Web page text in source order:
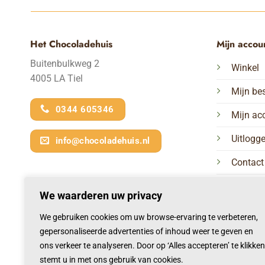
We waarderen uw privacy
We gebruiken cookies om uw browse-ervaring te verbeteren,
gepersonaliseerde advertenties of inhoud weer te geven en
ons verkeer te analyseren. Door op ‘Alles accepteren’ te
stemt u in met ons gebruik van cookies.
Het Chocoladehuis
Buitenbulkweg 2
4005 LA Tiel
0344 605346
info@chocoladehuis.nl
Mijn
Winkel
Mijn
Mijn
Contact